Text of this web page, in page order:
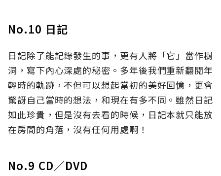
No.10 日記
日記除了能記錄發生的事，更有人將「它」當作樹
洞，寫下內心深處的秘密。多年後我們重新翻閱年
輕時的軌跡，不但可以想起當初的美好回憶，更會
驚訝自己當時的想法，和現在有多不同。雖然日記
如此珍貴，但是沒有去看的時候，日記本就只能放
在房間的角落，沒有任何用處啊！
No.9 CD／DVD